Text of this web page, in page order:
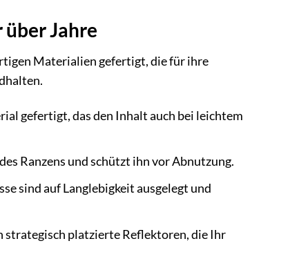
Jahre
Materialien gefertigt, die für ihre
gefertigt, das den Inhalt auch bei leichtem
Ranzens und schützt ihn vor Abnutzung.
sind auf Langlebigkeit ausgelegt und
strategisch platzierte Reflektoren, die Ihr